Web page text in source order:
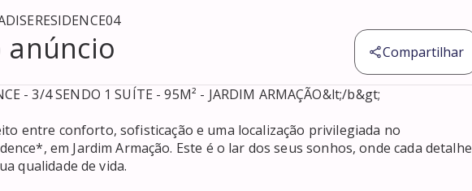
anúncio Compartilhar
- 3/4 SENDO 1 SUÍTE - 95M² - JARDIM ARMAÇÃO&lt;/b&gt;
entre conforto, sofisticação e uma localização privilegiada no
em Jardim Armação. Este é o lar dos seus sonhos, onde cada detalhe
qualidade de vida.